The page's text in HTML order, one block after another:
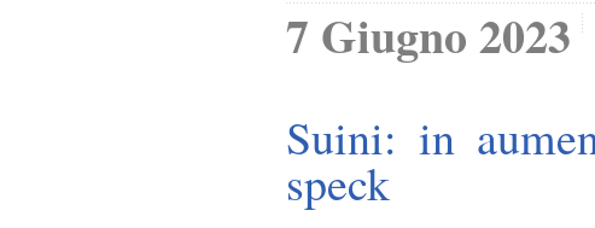
7 Giugno 2023
Suini: in
speck